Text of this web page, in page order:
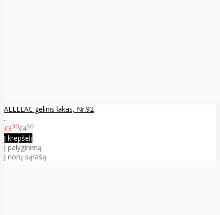
ALLELAC gelinis lakas, Nr.92
..
€330€450
Į krepšelį
Į palyginimą
Į norų sąrašą